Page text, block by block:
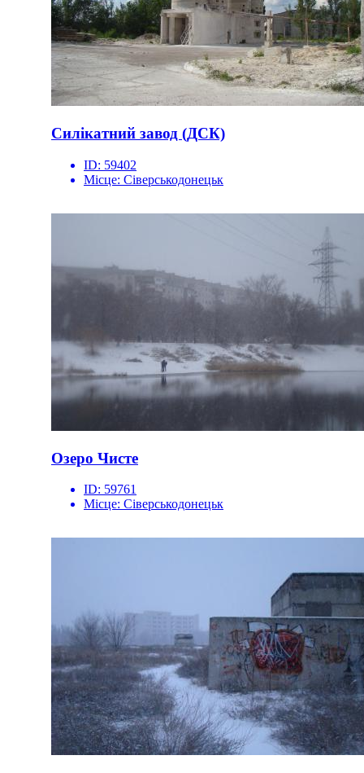
Силікатний завод (ДСК)
ID: 59402
Місце: Сіверськодонецьк
Озеро Чисте
ID: 59761
Місце: Сіверськодонецьк